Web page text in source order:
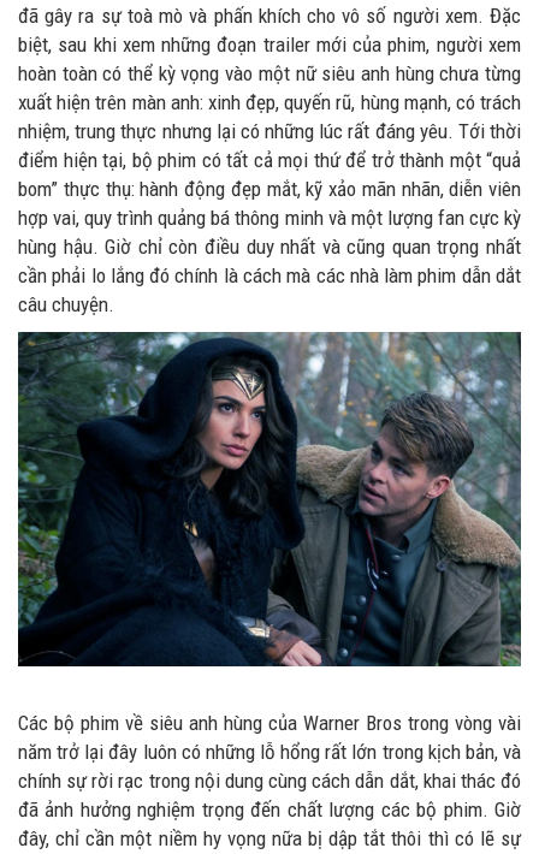
đã gây ra sự toà mò và phấn khích cho vô số người xem. Đặc
biệt, sau khi xem những đoạn trailer mới của phim, người xem
hoàn toàn có thể kỳ vọng vào một nữ siêu anh hùng chưa từng
xuất hiện trên màn anh: xinh đẹp, quyến rũ, hùng mạnh, có trách
nhiệm, trung thực nhưng lại có những lúc rất đáng yêu. Tới thời
điểm hiện tại, bộ phim có tất cả mọi thứ để trở thành một “quả
bom” thực thụ: hành động đẹp mắt, kỹ xảo mãn nhãn, diễn viên
hợp vai, quy trình quảng bá thông minh và một lượng fan cực kỳ
hùng hậu. Giờ chỉ còn điều duy nhất và cũng quan trọng nhất
cần phải lo lắng đó chính là cách mà các nhà làm phim dẫn dắt
câu chuyện.
Các bộ phim về siêu anh hùng của Warner Bros trong vòng vài
năm trở lại đây luôn có những lỗ hổng rất lớn trong kịch bản, và
chính sự rời rạc trong nội dung cùng cách dẫn dắt, khai thác đó
đã ảnh hưởng nghiệm trọng đến chất lượng các bộ phim. Giờ
đây, chỉ cần một niềm hy vọng nữa bị dập tắt thôi thì có lẽ sự